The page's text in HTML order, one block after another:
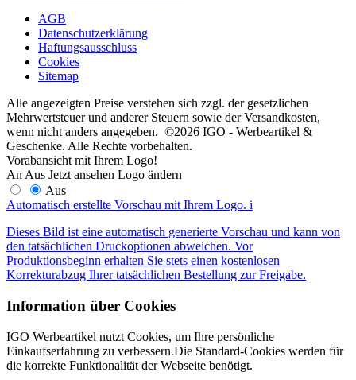
AGB
Datenschutzerklärung
Haftungsausschluss
Cookies
Sitemap
Alle angezeigten Preise verstehen sich zzgl. der gesetzlichen
Mehrwertsteuer und anderer Steuern sowie der Versandkosten,
wenn nicht anders angegeben. ©2026 IGO - Werbeartikel &
Geschenke. Alle Rechte vorbehalten.
Vorabansicht mit Ihrem Logo!
An Aus Jetzt ansehen Logo ändern
Aus
Automatisch erstellte Vorschau mit Ihrem Logo. i
Dieses Bild ist eine automatisch generierte Vorschau und kann von
den tatsächlichen Druckoptionen abweichen. Vor
Produktionsbeginn erhalten Sie stets einen kostenlosen
Korrekturabzug Ihrer tatsächlichen Bestellung zur Freigabe.
Information über Cookies
IGO Werbeartikel nutzt Cookies, um Ihre persönliche
Einkaufserfahrung zu verbessern.Die Standard-Cookies werden für
die korrekte Funktionalität der Webseite benötigt.